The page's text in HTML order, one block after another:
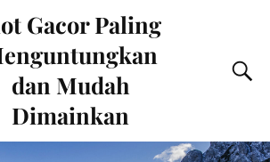
Gacor Paling
dan Mudah
Dimainkan